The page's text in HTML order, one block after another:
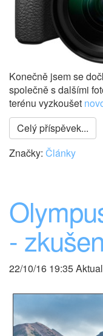
Konečně jsem se
společně s dalšími
terénu vyzkoušet
Celý příspěvek...
Značky: Články
-
22/10/16 19:35